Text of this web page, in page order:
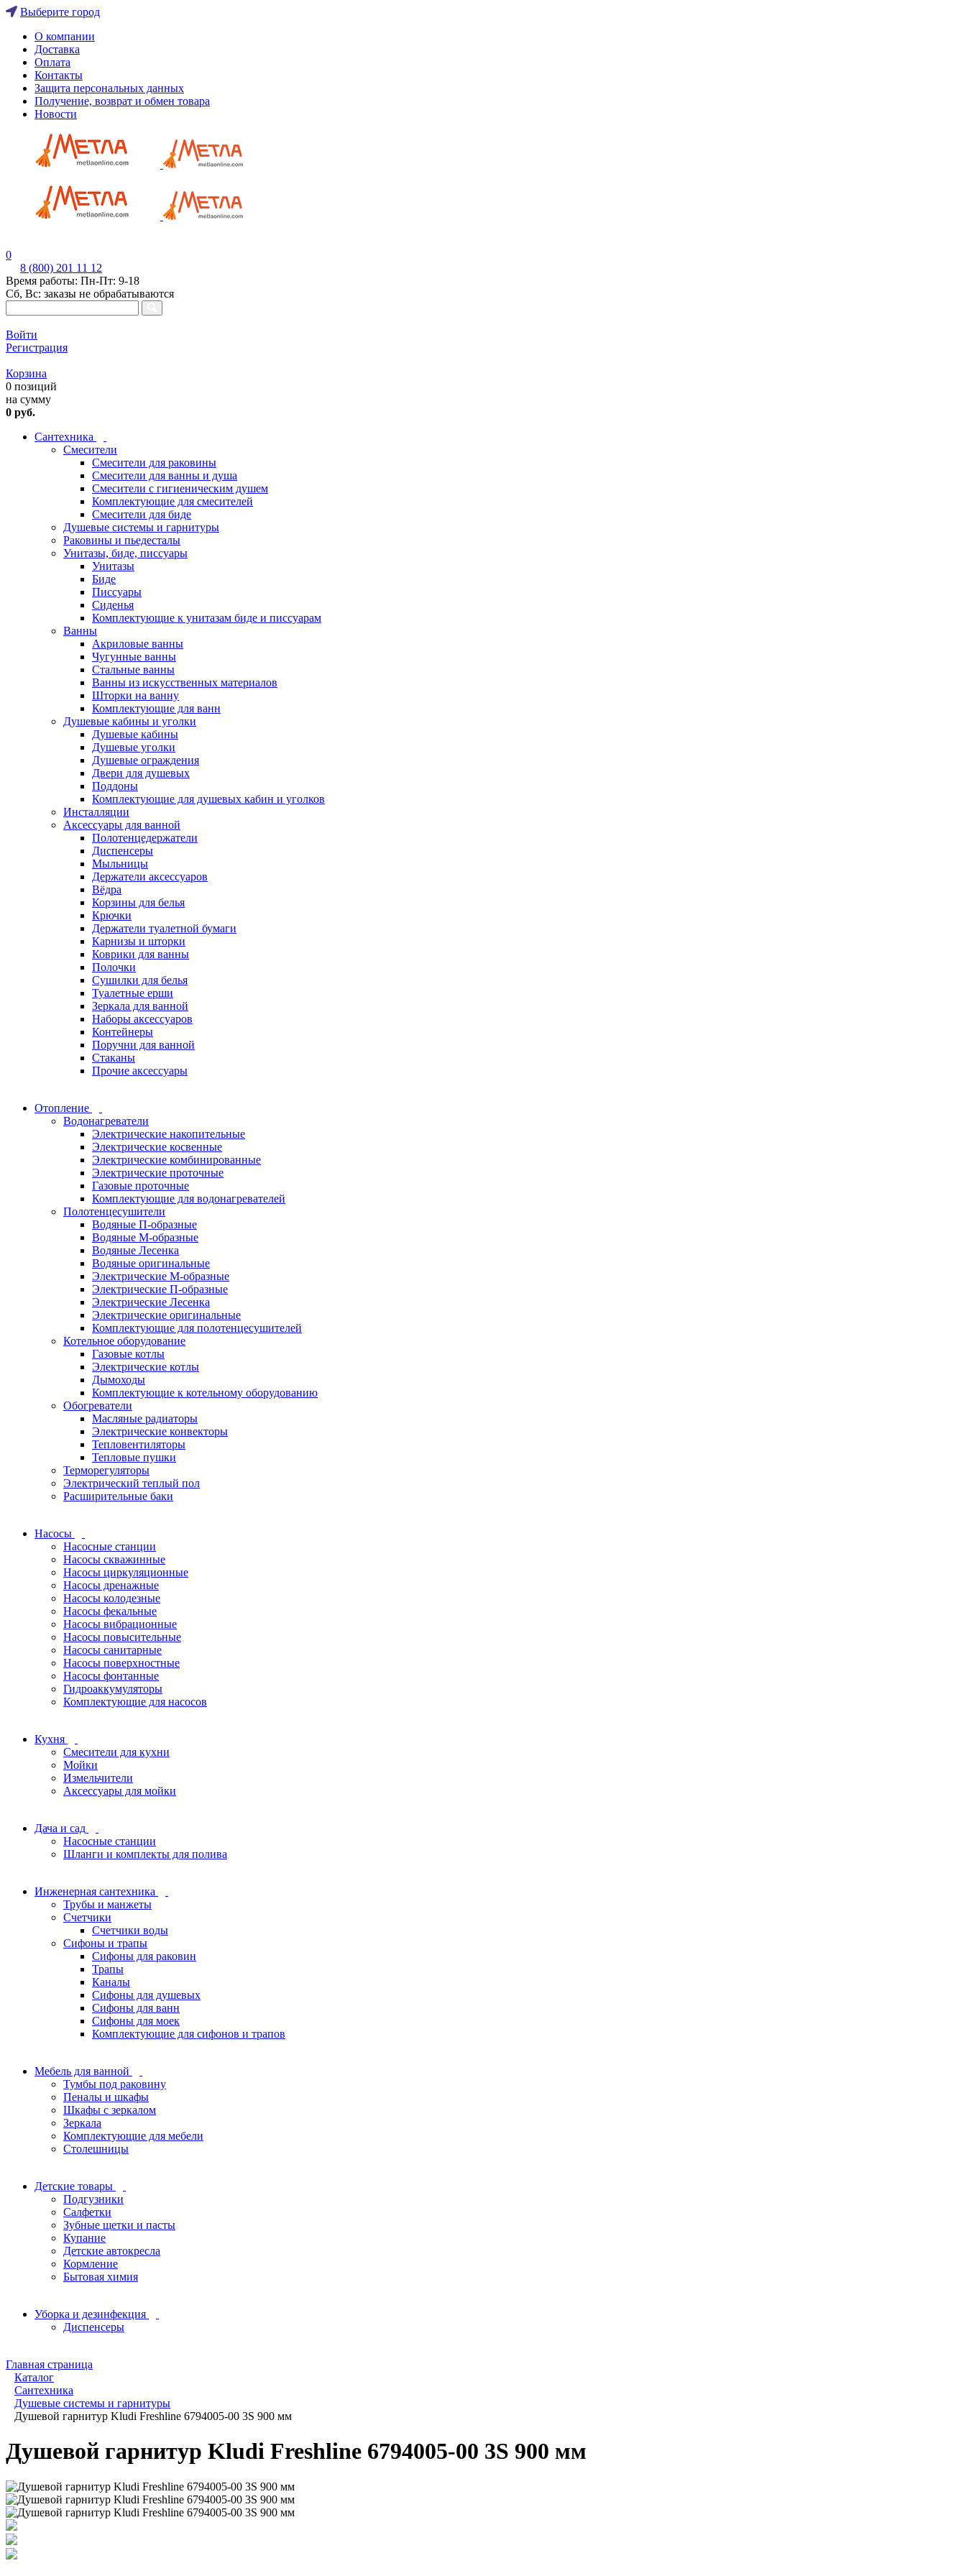
Выберите город
О компании
Доставка
Оплата
Контакты
Защита персональных данных
Получение, возврат и обмен товара
Новости
0
8 (800) 201 11 12
Время работы: Пн-Пт: 9-18
Сб, Вс: заказы не обрабатываются
Войти
Регистрация
Корзина
0 позиций
на сумму
0 руб.
Сантехника
Смесители
Смесители для раковины
Смесители для ванны и душа
Смесители с гигиеническим душем
Комплектующие для смесителей
Смесители для биде
Душевые системы и гарнитуры
Раковины и пьедесталы
Унитазы, биде, писсуары
Унитазы
Биде
Писсуары
Сиденья
Комплектующие к унитазам биде и писсуарам
Ванны
Акриловые ванны
Чугунные ванны
Стальные ванны
Ванны из искусственных материалов
Шторки на ванну
Комплектующие для ванн
Душевые кабины и уголки
Душевые кабины
Душевые уголки
Душевые ограждения
Двери для душевых
Поддоны
Комплектующие для душевых кабин и уголков
Инсталляции
Аксессуары для ванной
Полотенцедержатели
Диспенсеры
Мыльницы
Держатели аксессуаров
Вёдра
Корзины для белья
Крючки
Держатели туалетной бумаги
Карнизы и шторки
Коврики для ванны
Полочки
Сушилки для белья
Туалетные ерши
Зеркала для ванной
Наборы аксессуаров
Контейнеры
Поручни для ванной
Стаканы
Прочие аксессуары
Отопление
Водонагреватели
Электрические накопительные
Электрические косвенные
Электрические комбинированные
Электрические проточные
Газовые проточные
Комплектующие для водонагревателей
Полотенцесушители
Водяные П-образные
Водяные М-образные
Водяные Лесенка
Водяные оригинальные
Электрические М-образные
Электрические П-образные
Электрические Лесенка
Электрические оригинальные
Комплектующие для полотенцесушителей
Котельное оборудование
Газовые котлы
Электрические котлы
Дымоходы
Комплектующие к котельному оборудованию
Обогреватели
Масляные радиаторы
Электрические конвекторы
Тепловентиляторы
Тепловые пушки
Терморегуляторы
Электрический теплый пол
Расширительные баки
Насосы
Насосные станции
Насосы скважинные
Насосы циркуляционные
Насосы дренажные
Насосы колодезные
Насосы фекальные
Насосы вибрационные
Насосы повысительные
Насосы санитарные
Насосы поверхностные
Насосы фонтанные
Гидроаккумуляторы
Комплектующие для насосов
Кухня
Смесители для кухни
Мойки
Измельчители
Аксессуары для мойки
Дача и сад
Насосные станции
Шланги и комплекты для полива
Инженерная сантехника
Трубы и манжеты
Счетчики
Счетчики воды
Сифоны и трапы
Сифоны для раковин
Трапы
Каналы
Сифоны для душевых
Сифоны для ванн
Сифоны для моек
Комплектующие для сифонов и трапов
Мебель для ванной
Тумбы под раковину
Пеналы и шкафы
Шкафы с зеркалом
Зеркала
Комплектующие для мебели
Столешницы
Детские товары
Подгузники
Салфетки
Зубные щетки и пасты
Купание
Детские автокресла
Кормление
Бытовая химия
Уборка и дезинфекция
Диспенсеры
Главная страница
Каталог
Сантехника
Душевые системы и гарнитуры
Душевой гарнитур Kludi Freshline 6794005-00 3S 900 мм
Душевой гарнитур Kludi Freshline 6794005-00 3S 900 мм